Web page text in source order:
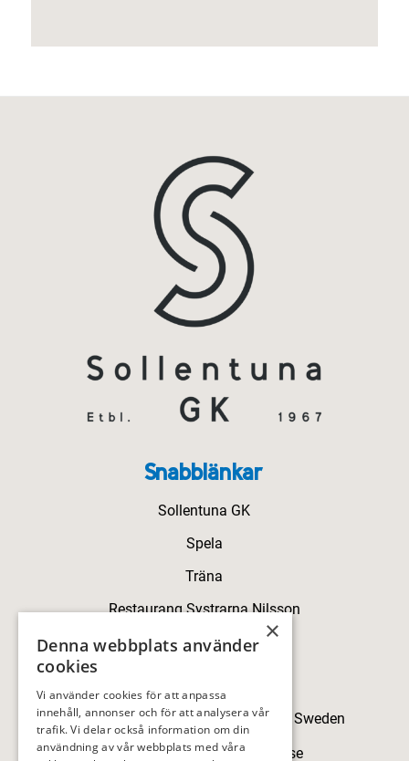
Snabblänkar
Sollentuna GK
Spela
Träna
Restaurang Systrarna Nilsson
Kontakt
Skillingegården, 192 77 Sollentuna, Sweden
sollentunagk@sollentunagk.se
×
Denna webbplats använder
cookies
Vi använder cookies för att anpassa
innehåll, annonser och för att analysera vår
trafik. Vi delar också information om din
användning av vår webbplats med våra